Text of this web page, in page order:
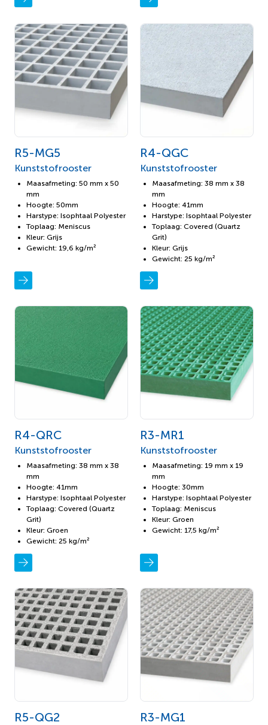
R5-MG5
Kunststofrooster
Maasafmeting: 50 mm x 50
mm
Hoogte: 50mm
Harstype: Isophtaal Polyester
Toplaag: Meniscus
Kleur: Grijs
Gewicht: 19,6 kg/m²
R4-QGC
Kunststofrooster
Maasafmeting: 38 mm x 38
mm
Hoogte: 41mm
Harstype: Isophtaal Polyester
Toplaag: Covered (Quartz
Grit)
Kleur: Grijs
Gewicht: 25 kg/m²
R4-QRC
Kunststofrooster
Maasafmeting: 38 mm x 38
mm
Hoogte: 41mm
Harstype: Isophtaal Polyester
Toplaag: Covered (Quartz
Grit)
Kleur: Groen
Gewicht: 25 kg/m²
R3-MR1
Kunststofrooster
Maasafmeting: 19 mm x 19
mm
Hoogte: 30mm
Harstype: Isophtaal Polyester
Toplaag: Meniscus
Kleur: Groen
Gewicht: 17,5 kg/m²
R5-QG2 R3-MG1